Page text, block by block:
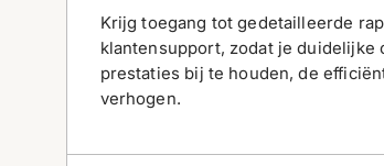
Krijg toegang tot gedetailleerde
klantensupport, zodat je duidelijke
prestaties bij te houden, de
verhogen.